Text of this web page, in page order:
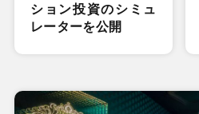
ション投資のシミュ
レーターを公開